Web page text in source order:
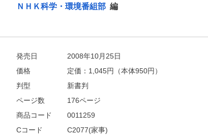
お支払いに進む
他にも商品を買う
ＮＨＫ科学・環境番組部 編
発売日
2008年10月25日
価格
定価： 1,045円（本体950円）
判型
新書判
ページ数
176ページ
商品コード
0011259
Cコード
C2077(家事)